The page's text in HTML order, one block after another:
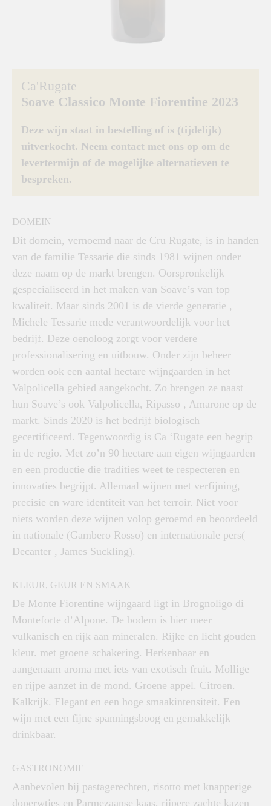
Ca'Rugate
Soave Classico Monte Fiorentine 2023
Deze wijn staat in bestelling of is (tijdelijk)
uitverkocht. Neem contact met ons op om de
levertermijn of de mogelijke alternatieven te
bespreken.
DOMEIN
Dit domein, vernoemd naar de Cru Rugate, is in handen
van de familie Tessarie die sinds 1981 wijnen onder
deze naam op de markt brengen. Oorspronkelijk
gespecialiseerd in het maken van Soave’s van top
kwaliteit. Maar sinds 2001 is de vierde generatie ,
Michele Tessarie mede verantwoordelijk voor het
bedrijf. Deze oenoloog zorgt voor verdere
professionalisering en uitbouw. Onder zijn beheer
worden ook een aantal hectare wijngaarden in het
Valpolicella gebied aangekocht. Zo brengen ze naast
hun Soave’s ook Valpolicella, Ripasso , Amarone op de
markt. Sinds 2020 is het bedrijf biologisch
gecertificeerd. Tegenwoordig is Ca ‘Rugate een begrip
in de regio. Met zo’n 90 hectare aan eigen wijngaarden
en een productie die tradities weet te respecteren en
innovaties begrijpt. Allemaal wijnen met verfijning,
precisie en ware identiteit van het terroir. Niet voor
niets worden deze wijnen volop geroemd en beoordeeld
in nationale (Gambero Rosso) en internationale pers(
Decanter , James Suckling).
KLEUR, GEUR EN SMAAK
De Monte Fiorentine wijngaard ligt in Brognoligo di
Monteforte d’Alpone. De bodem is hier meer
vulkanisch en rijk aan mineralen. Rijke en licht gouden
kleur. met groene schakering. Herkenbaar en
aangenaam aroma met iets van exotisch fruit. Mollige
en rijpe aanzet in de mond. Groene appel. Citroen.
Kalkrijk. Elegant en een hoge smaakintensiteit. Een
wijn met een fijne spanningsboog en gemakkelijk
drinkbaar.
GASTRONOMIE
Aanbevolen bij pastagerechten, risotto met knapperige
doperwtjes en Parmezaanse kaas, rijpere zachte kazen